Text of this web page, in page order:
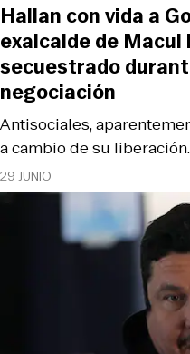
29 JUNIO
Antisociales,
a cambio de su liberación.
Hallan con vida a
exalcalde de
secuestrado
negociación